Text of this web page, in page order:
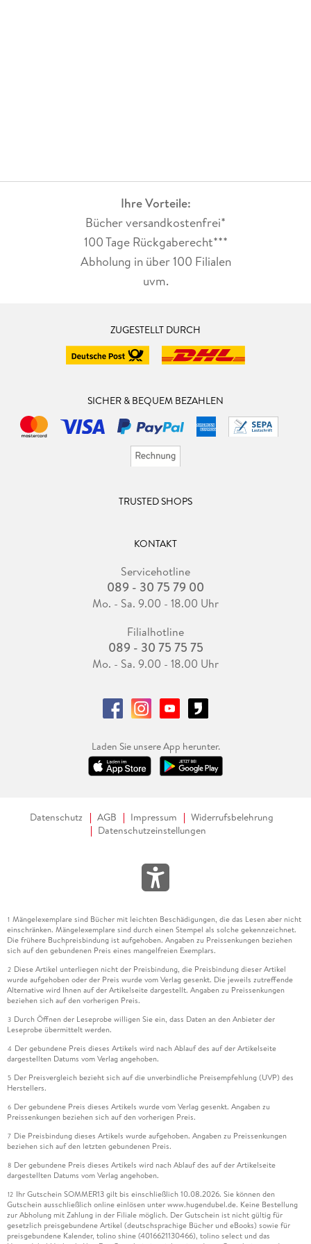
Ihre Vorteile:
Bücher versandkostenfrei*
100 Tage Rückgaberecht***
Abholung in über 100 Filialen
uvm.
ZUGESTELLT DURCH
SICHER & BEQUEM BEZAHLEN
TRUSTED SHOPS
KONTAKT
Servicehotline
089 - 30 75 79 00
Mo. - Sa. 9.00 - 18.00 Uhr
Filialhotline
089 - 30 75 75 75
Mo. - Sa. 9.00 - 18.00 Uhr
Laden Sie unsere App herunter.
Datenschutz AGB Impressum
Widerrufsbelehrung
Datenschutzeinstellungen
1 Mängelexemplare sind Bücher mit leichten Beschädigungen, die das Lesen aber nicht
einschränken. Mängelexemplare sind durch einen Stempel als solche gekennzeichnet.
Die frühere Buchpreisbindung ist aufgehoben. Angaben zu Preissenkungen beziehen
sich auf den gebundenen Preis eines mangelfreien Exemplars.
2 Diese Artikel unterliegen nicht der Preisbindung, die Preisbindung dieser Artikel
wurde aufgehoben oder der Preis wurde vom Verlag gesenkt. Die jeweils zutreffende
Alternative wird Ihnen auf der Artikelseite dargestellt. Angaben zu Preissenkungen
beziehen sich auf den vorherigen Preis.
3 Durch Öffnen der Leseprobe willigen Sie ein, dass Daten an den Anbieter der
Leseprobe übermittelt werden.
4 Der gebundene Preis dieses Artikels wird nach Ablauf des auf der Artikelseite
dargestellten Datums vom Verlag angehoben.
5 Der Preisvergleich bezieht sich auf die unverbindliche Preisempfehlung (UVP) des
Herstellers.
6 Der gebundene Preis dieses Artikels wurde vom Verlag gesenkt. Angaben zu
Preissenkungen beziehen sich auf den vorherigen Preis.
7 Die Preisbindung dieses Artikels wurde aufgehoben. Angaben zu Preissenkungen
beziehen sich auf den letzten gebundenen Preis.
8 Der gebundene Preis dieses Artikels wird nach Ablauf des auf der Artikelseite
dargestellten Datums vom Verlag angehoben.
12 Ihr Gutschein SOMMER13 gilt bis einschließlich 10.08.2026. Sie können den
Gutschein ausschließlich online einlösen unter www.hugendubel.de. Keine Bestellung
zur Abholung mit Zahlung in der Filiale möglich. Der Gutschein ist nicht gültig für
gesetzlich preisgebundene Artikel (deutschsprachige Bücher und eBooks) sowie für
preisgebundene Kalender, tolino shine (4016621130466), tolino select und das